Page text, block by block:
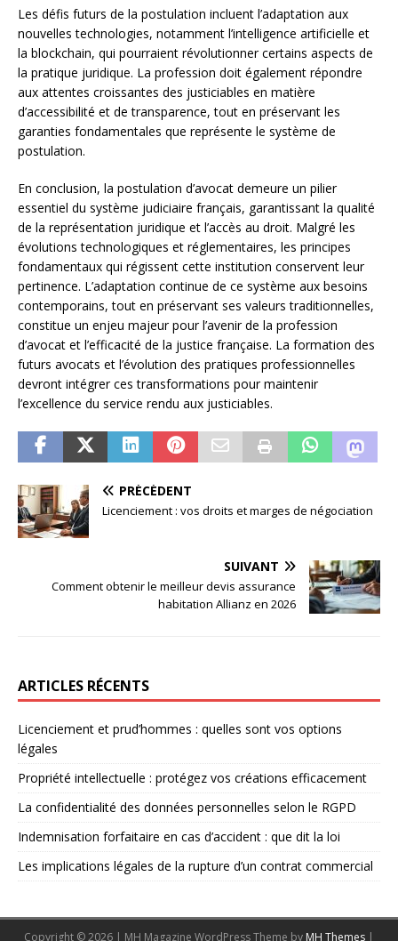
Les défis futurs de la postulation incluent l’adaptation aux
nouvelles technologies, notamment l’intelligence artificielle et
la blockchain, qui pourraient révolutionner certains aspects de
la pratique juridique. La profession doit également répondre
aux attentes croissantes des justiciables en matière
d’accessibilité et de transparence, tout en préservant les
garanties fondamentales que représente le système de
postulation.
En conclusion, la postulation d’avocat demeure un pilier
essentiel du système judiciaire français, garantissant la qualité
de la représentation juridique et l’accès au droit. Malgré les
évolutions technologiques et réglementaires, les principes
fondamentaux qui régissent cette institution conservent leur
pertinence. L’adaptation continue de ce système aux besoins
contemporains, tout en préservant ses valeurs traditionnelles,
constitue un enjeu majeur pour l’avenir de la profession
d’avocat et l’efficacité de la justice française. La formation des
futurs avocats et l’évolution des pratiques professionnelles
devront intégrer ces transformations pour maintenir
l’excellence du service rendu aux justiciables.
PRÉCÉDENT
Licenciement : vos droits et marges de négociation
SUIVANT
Comment obtenir le meilleur devis assurance
habitation Allianz en 2026
ARTICLES RÉCENTS
Licenciement et prud’hommes : quelles sont vos options
légales
Propriété intellectuelle : protégez vos créations efficacement
La confidentialité des données personnelles selon le RGPD
Indemnisation forfaitaire en cas d’accident : que dit la loi
Les implications légales de la rupture d’un contrat commercial
Copyright © 2026 | MH Magazine WordPress Theme by MH Themes |